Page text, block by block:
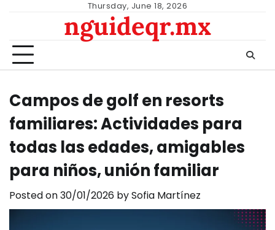
Thursday, June 18, 2026
nguideqr.mx
Campos de golf en resorts
familiares: Actividades para
todas las edades, amigables
para niños, unión familiar
Posted on30/01/2026 bySofia Martínez